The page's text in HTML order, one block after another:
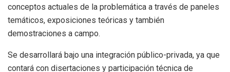
conceptos actuales de la problemática a través de paneles
temáticos, exposiciones teóricas y también
demostraciones a campo.
Se desarrollará bajo una integración público-privada, ya que
contará con disertaciones y participación técnica de